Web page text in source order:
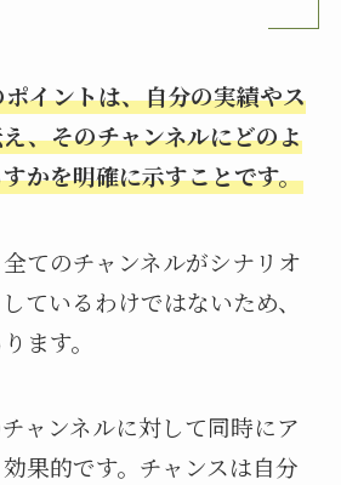
イントは、自分の実績やス
、そのチャンネルにどのよ
かを明確に示すことです。
てのチャンネルがシナリオ
ているわけではないため、
ます。
ャンネルに対して同時にア
果的です。チャンスは自分